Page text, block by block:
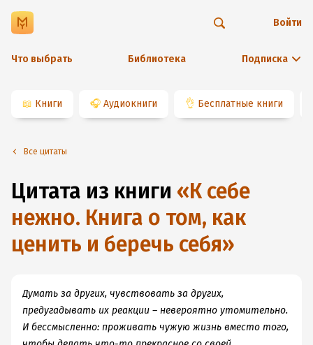
Что выбрать Библиотека Подписка
Войти
📖 Книги 🎧 Аудиокниги 👌 Бесплатные книги
Все цитаты
Цитата из книги «К себе
нежно. Книга о том, как
ценить и беречь себя»
Думать за других, чувствовать за других,
предугадывать их реакции – невероятно утомительно.
И бессмысленно: проживать чужую жизнь вместо того,